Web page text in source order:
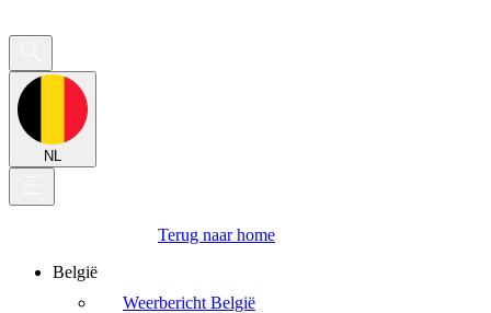
NL
Terug naar home
België
Weerbericht België